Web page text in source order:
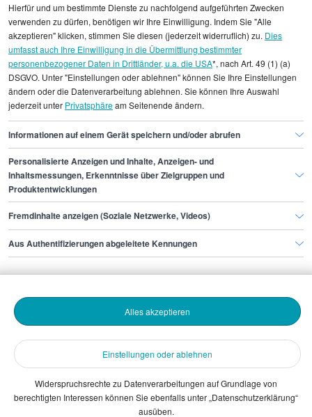
statistischen Erhebungen durch StepStone. Es sind
Durchschnittswerte und die Angaben können nicht
einzelnen Stellenangeboten zugeordnet werden.
Gehaltsinformationen
Gastronomie, Hotellerie
Bellboy
Bellboy Hamburg
Finde den Job,
der zu dir passt.
Bewerbende
The Stepstone Group GmbH © 2026
Hierfür und um bestimmte Dienste zu nachfolgend aufgeführten Zwecken
verwenden zu dürfen, benötigen wir Ihre Einwilligung. Indem Sie "Alle
akzeptieren" klicken, stimmen Sie diesen (jederzeit widerruflich) zu. Dies
umfasst auch Ihre Einwilligung in die Übermittlung bestimmter
personenbezogener Daten in Drittländer, u.a. die USA*, nach Art. 49 (1) (a)
DSGVO. Unter "Einstellungen oder ablehnen" können Sie Ihre Einstellungen
ändern oder die Datenverarbeitung ablehnen. Sie können Ihre Auswahl
jederzeit unter Privatsphäream Seitenende ändern.
Informationen auf einem Gerät speichern und/oder abrufen
Personalisierte Anzeigen und Inhalte, Anzeigen- und
Inhaltsmessungen, Erkenntnisse über Zielgruppen und
Produktentwicklungen
Fremdinhalte anzeigen (Soziale Netzwerke, Videos)
Aus Authentifizierungen abgeleitete Kennungen
Einstellungen oder ablehnen
Alles akzeptieren
Widerspruchsrechte zu Datenverarbeitungen auf Grundlage von
berechtigten Interessen können Sie ebenfalls unter „Datenschutzerklärung“
ausüben.